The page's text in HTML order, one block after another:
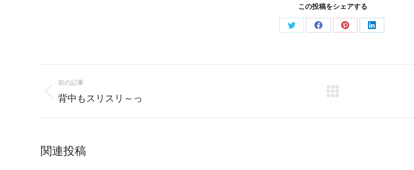
この投稿をシェアする
Share
Share
Share
Share
navigation
前の記事
Previous
背中もスリスリ～っ
関連投稿